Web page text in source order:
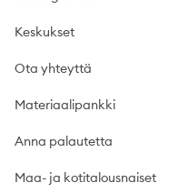
Keskukset
Ota yhteyttä
Materiaalipankki
Anna palautetta
Maa- ja kotitalousnaiset